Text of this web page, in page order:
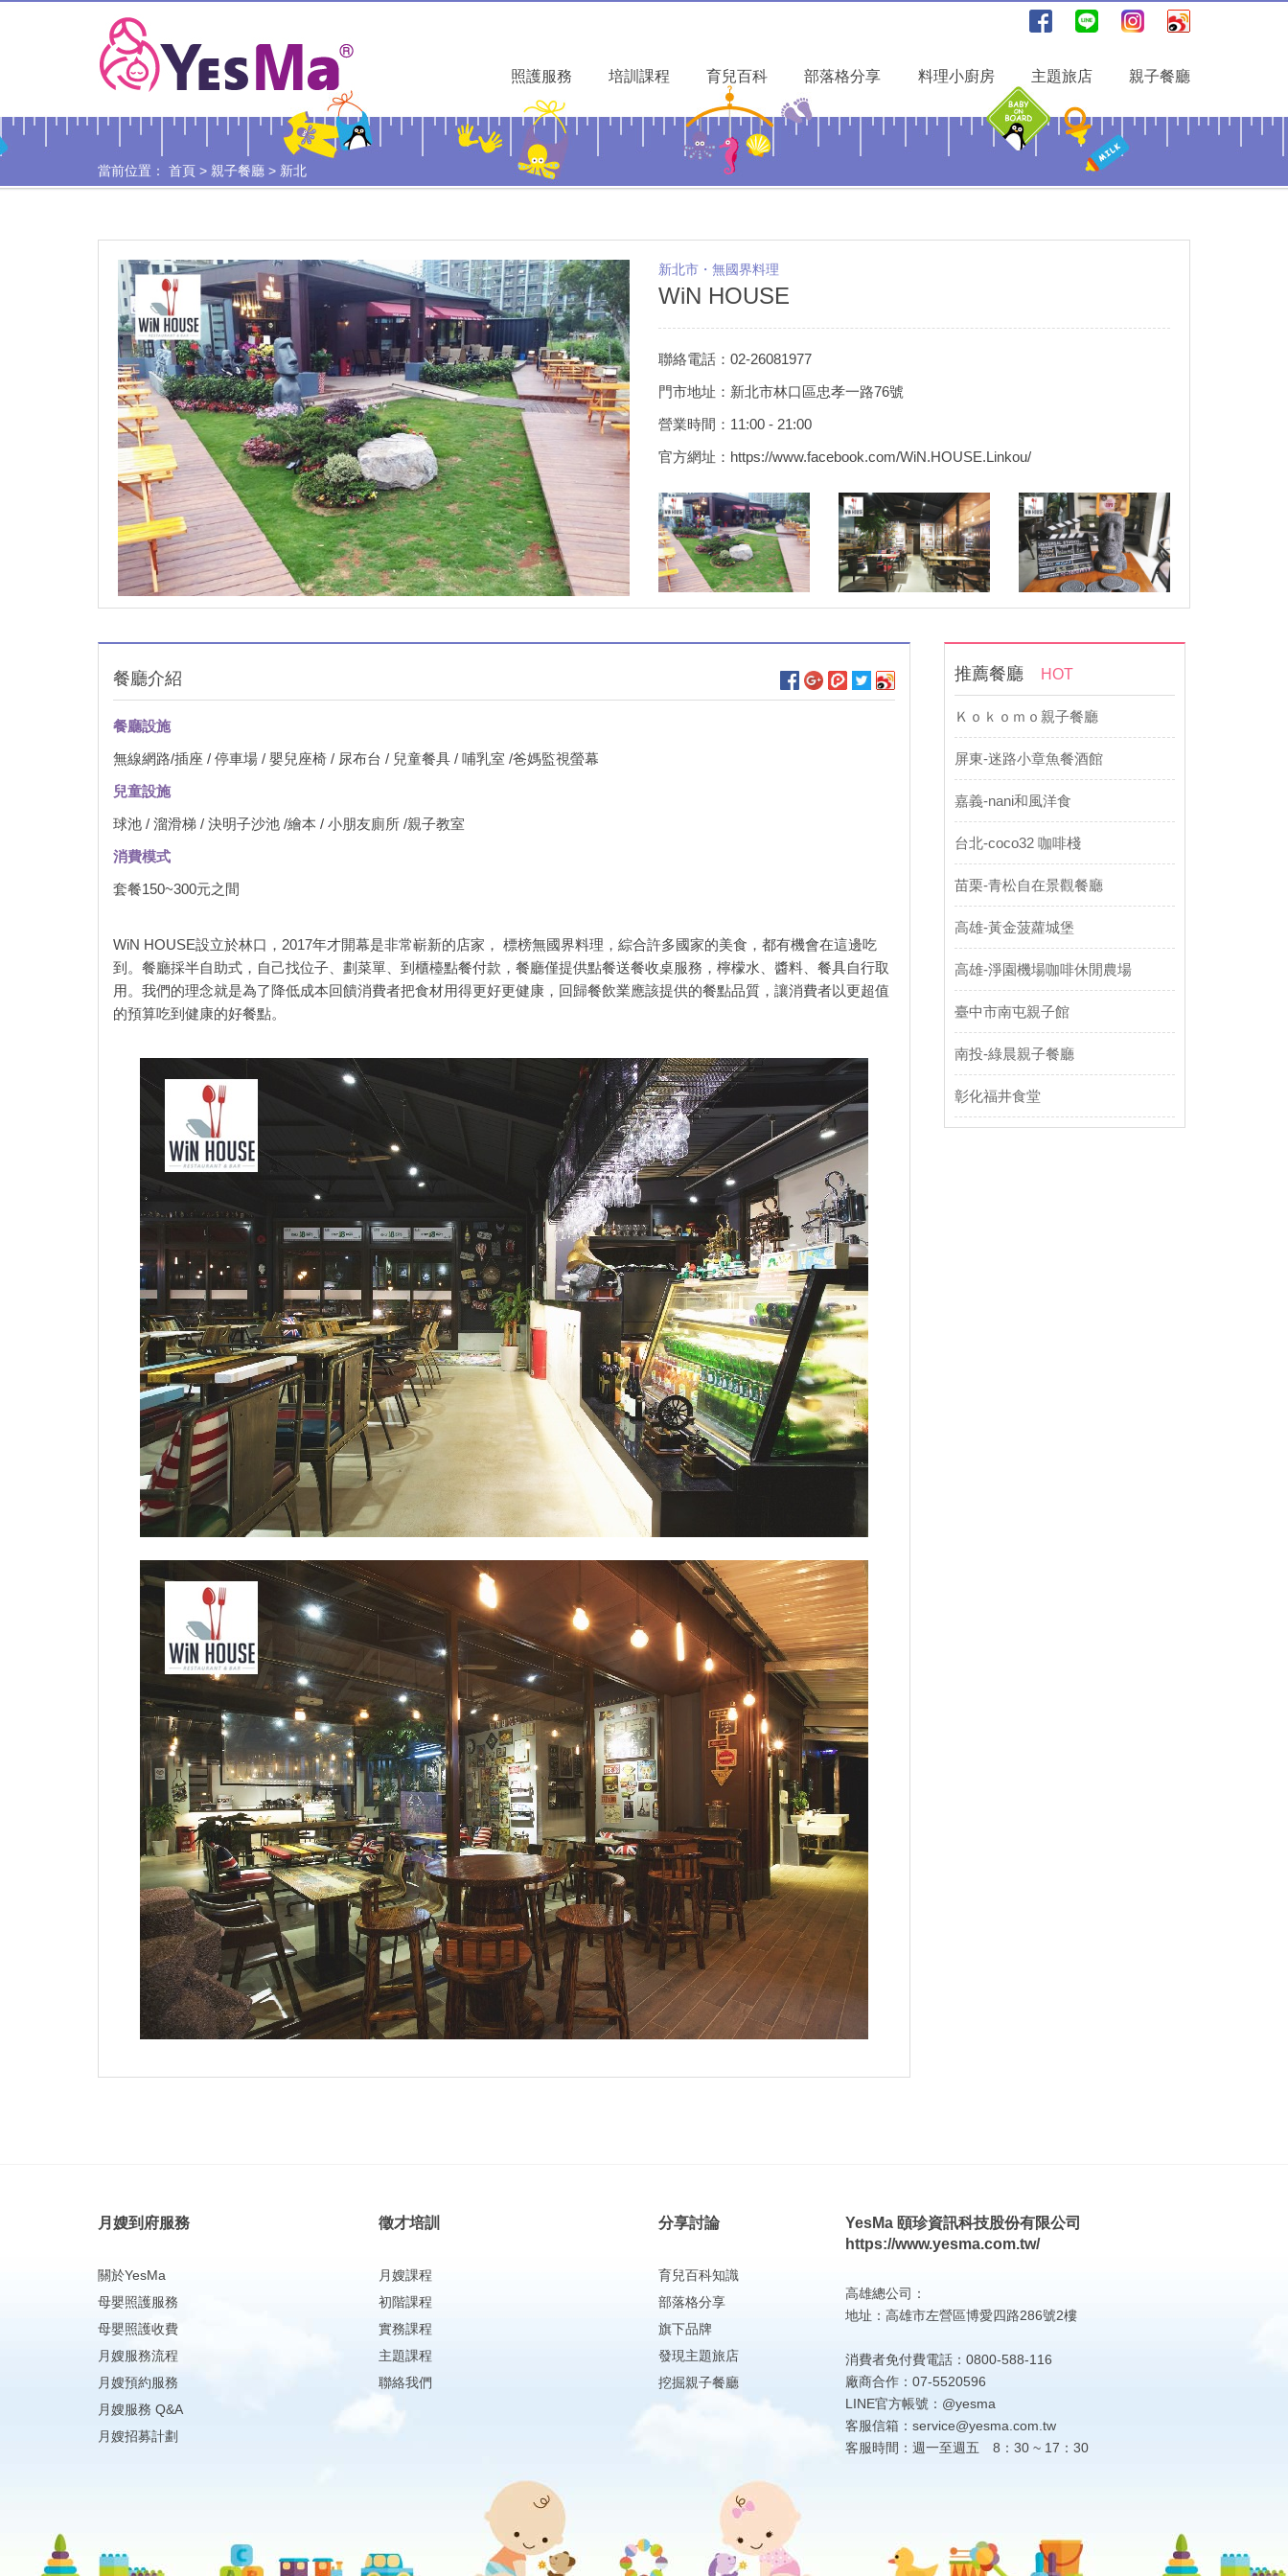
照護服務 培訓課程 育兒百科 部落格分享 料理小廚房 主題旅店 親子餐廳
當前位置： 首頁 > 親子餐廳 > 新北
新北市・無國界料理
WiN HOUSE
聯絡電話：02-26081977
門市地址：新北市林口區忠孝一路76號
營業時間：11:00 - 21:00
官方網址： https://www.facebook.com/WiN.HOUSE.Linkou/
餐廳介紹
餐廳設施
無線網路/插座 / 停車場 / 嬰兒座椅 / 尿布台 / 兒童餐具 / 哺乳室 /爸媽監視螢幕
兒童設施
球池 / 溜滑梯 / 決明子沙池 /繪本 / 小朋友廁所 /親子教室
消費模式
套餐150~300元之間
WiN HOUSE設立於林口，2017年才開幕是非常嶄新的店家， 標榜無國界料理，綜合許多國家的美食，都有機會在這邊吃
到。餐廳採半自助式，自己找位子、劃菜單、到櫃檯點餐付款，餐廳僅提供點餐送餐收桌服務，檸檬水、醬料、餐具自行取
用。我們的理念就是為了降低成本回饋消費者把食材用得更好更健康，回歸餐飲業應該提供的餐點品質，讓消費者以更超值
的預算吃到健康的好餐點。
推薦餐廳 HOT
Ｋｏｋｏｍｏ親子餐廳
屏東-迷路小章魚餐酒館
嘉義-nani和風洋食
台北-coco32 咖啡棧
苗栗-青松自在景觀餐廳
高雄-黃金菠蘿城堡
高雄-淨園機場咖啡休閒農場
臺中市南屯親子館
南投-綠晨親子餐廳
彰化福井食堂
月嫂到府服務
關於YesMa
母嬰照護服務
母嬰照護收費
月嫂服務流程
月嫂預約服務
月嫂服務 Q&A
月嫂招募計劃
徵才培訓
月嫂課程
初階課程
實務課程
主題課程
聯絡我們
分享討論
育兒百科知識
部落格分享
旗下品牌
發現主題旅店
挖掘親子餐廳
YesMa 頤珍資訊科技股份有限公司
https://www.yesma.com.tw/
高雄總公司：
地址：高雄市左營區博愛四路286號2樓
消費者免付費電話：0800-588-116
廠商合作：07-5520596
LINE官方帳號：@yesma
客服信箱：service@yesma.com.tw
客服時間：週一至週五 8：30 ~ 17：30